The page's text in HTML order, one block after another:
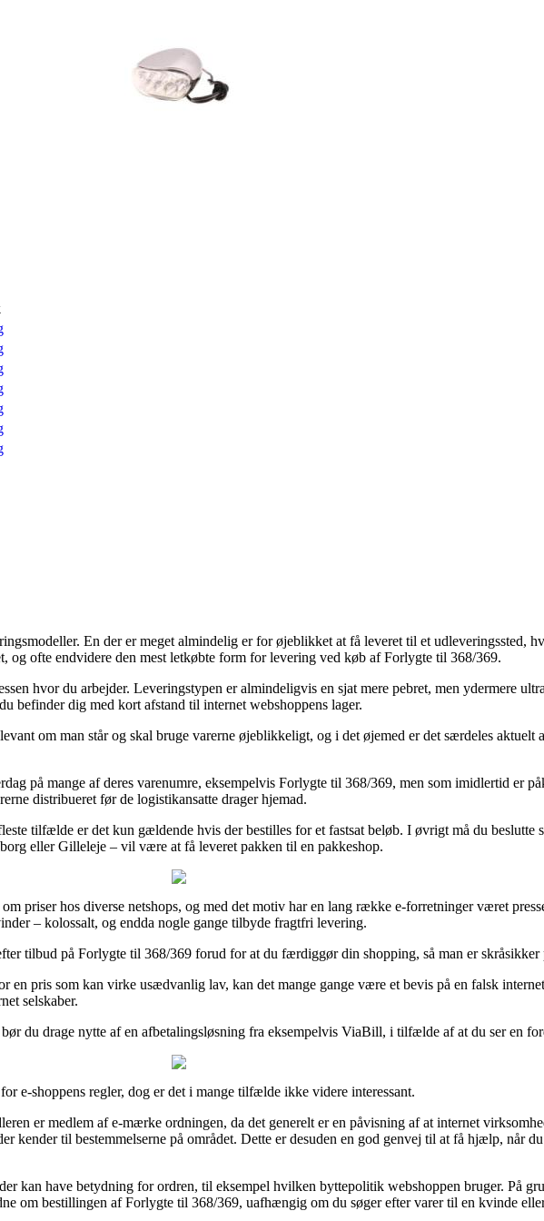
En der er meget almindelig er for øjeblikket at få leveret til et udleveringssted,
og ofte endvidere den mest letkøbte form for levering ved køb af Forlygte til 368/369.
hvor du arbejder. Leveringstypen er almindeligvis en sjat mere pebret, men ydermere
befinder dig med kort afstand til internet webshoppens lager.
om man står og skal bruge varerne øjeblikkeligt, og i det øjemed er det særdeles aktuelt
på mange af deres varenumre, eksempelvis Forlygte til 368/369, men som imidlertid er
distribueret før de logistikansatte drager hjemad.
tilfælde er det kun gældende hvis der bestilles for et fastsat beløb. I øvrigt må du beslutte
eller Gilleleje – vil være at få leveret pakken til en pakkeshop.
priser hos diverse netshops, og med det motiv har en lang række e-forretninger været
– kolossalt, og endda nogle gange tilbyde fragtfri levering.
tilbud på Forlygte til 368/369 forud for at du færdiggør din shopping, så man er skråsikker
en pris som kan virke usædvanlig lav, kan det mange gange være et bevis på en falsk
selskaber.
du drage nytte af en afbetalingsløsning fra eksempelvis ViaBill, i tilfælde af at du ser en
e-shoppens regler, dog er det i mange tilfælde ikke videre interessant.
er medlem af e-mærke ordningen, da det generelt er en påvisning af at internet
kender til bestemmelserne på området. Dette er desuden en god genvej til at få hjælp, når
kan have betydning for ordren, til eksempel hvilken byttepolitik webshoppen bruger. På
om bestillingen af Forlygte til 368/369, uafhængig om du søger efter varer til en kvinde